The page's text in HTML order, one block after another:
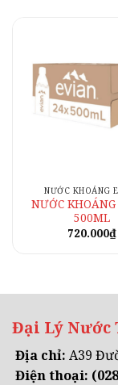
NƯỚC KHOÁNG
NƯỚC
500ML
720.000₫
Đại Lý Nước
Địa chỉ: A39
Điện thoại: